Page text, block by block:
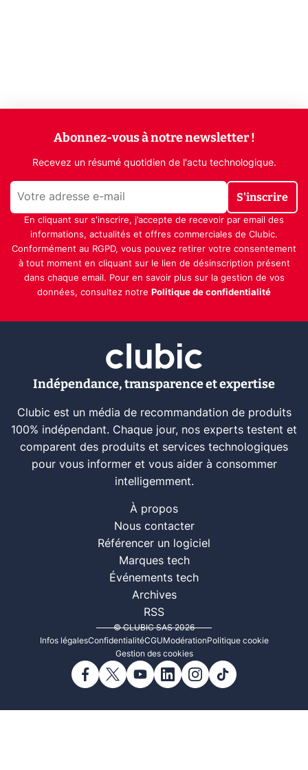
Abonnez-vous à notre newsletter !
Recevez un résumé quotidien de l'actu technologique.
S'inscrire
En cliquant sur s'inscrire, j’accepte de recevoir par email des
informations, actualités et offres commerciales de Clubic.
Conformément au RGPD, vous pouvez retirer votre consentement
à tout moment en cliquant sur le lien de désinscription présent
dans chaque email. Pour en savoir plus sur la gestion de vos
données, consultez notre Politique de confidentialité
Indépendance, transparence et expertise
Clubic est un média de recommandation de produits
100% indépendant. Chaque jour, nos experts testent et
comparent des produits et services technologiques
pour vous informer et vous aider à consommer
intelligemment.
À propos
Nous contacter
Référencer un logiciel
Marques tech
Événements tech
Archives
RSS
© CLUBIC SAS 2026
Infos légalesConfidentialitéCGUModérationPolitique cookie
Gestion des cookies